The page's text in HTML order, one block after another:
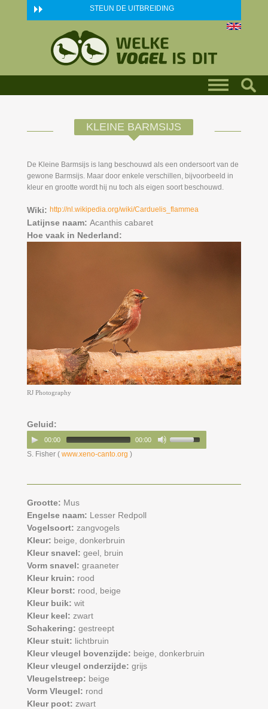
Skip to main content STEUN DE UITBREIDING
KLEINE BARMSIJS
De Kleine Barmsijs is lang beschouwd als een ondersoort van de
gewone Barmsijs. Maar door enkele verschillen, bijvoorbeeld in
kleur en grootte wordt hij nu toch als eigen soort beschouwd.
Wiki: http://nl.wikipedia.org/wiki/Carduelis_flammea
Latijnse naam: Acanthis cabaret
Hoe vaak in Nederland:
RJ Photography
Geluid:
00:00 00:00
S. Fisher ( www.xeno-canto.org )
Grootte: Mus
Engelse naam: Lesser Redpoll
Vogelsoort: zangvogels
Kleur: beige, donkerbruin
Kleur snavel: geel,
bruin
Vorm snavel: graaneter
Kleur kruin: rood
Kleur borst: rood,
beige
Kleur buik: wit
Kleur keel: zwart
Schakering: gestreept
Kleur stuit: lichtbruin
Kleur vleugel bovenzijde: beige, donkerbruin
Kleur vleugel onderzijde: grijs
Vleugelstreep: beige
Vorm Vleugel: rond
Kleur poot: zwart